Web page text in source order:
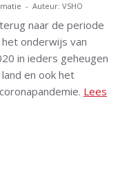
- Auteur: VSHO
naar de periode
onderwijs van
in ieders geheugen
en ook het
Lees